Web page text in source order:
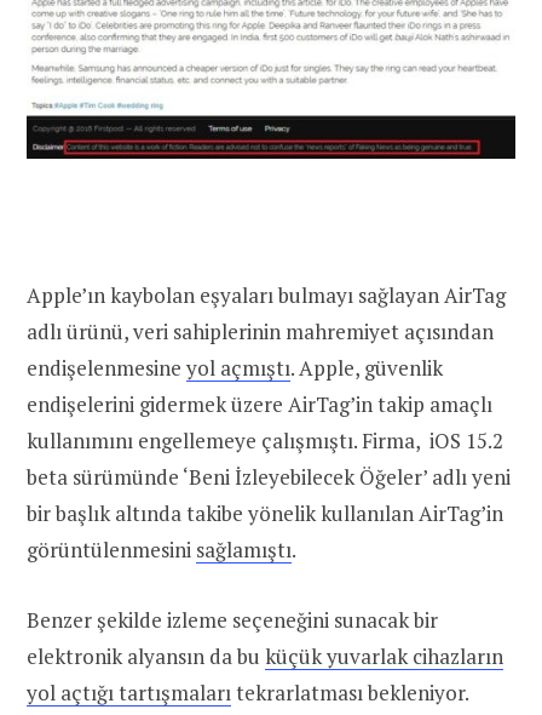
Apple’ın kaybolan eşyaları bulmayı sağlayan AirTag
adlı ürünü, veri sahiplerinin mahremiyet açısından
endişelenmesine yol açmıştı. Apple, güvenlik
endişelerini gidermek üzere AirTag’in takip amaçlı
kullanımını engellemeye çalışmıştı. Firma, iOS 15.2
beta sürümünde ‘Beni İzleyebilecek Öğeler’ adlı yeni
bir başlık altında takibe yönelik kullanılan AirTag’in
görüntülenmesini sağlamıştı.
Benzer şekilde izleme seçeneğini sunacak bir
elektronik alyansın da bu küçük yuvarlak cihazların
yol açtığı tartışmalarıtekrarlatması bekleniyor.